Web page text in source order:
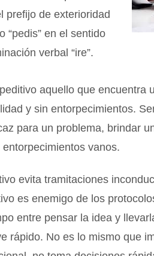
prefijo de exterioridad
“pedis” en el sentido
verbal “ire”.
aquello que encuentra
y sin entorpecimientos.
para un problema, brindar
vanos.
evita tramitaciones
es enemigo de los
entre pensar la idea y
rápido. No es lo mismo que